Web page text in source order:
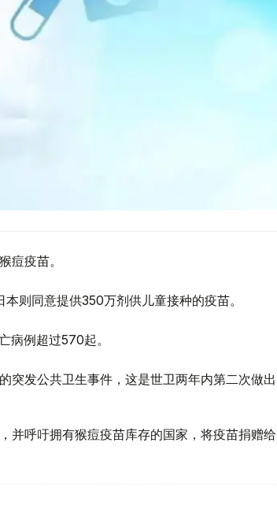
痘疫苗。
则同意提供350万剂供儿童接种的疫苗。
病例超过570起。
突发公共卫生事件，这是世卫两年内第二次做出
并呼吁拥有猴痘疫苗库存的国家，将疫苗捐赠给